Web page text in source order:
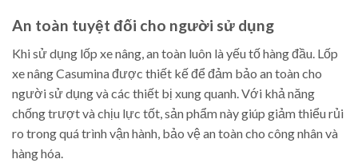
An toàn tuyệt đối cho người sử dụng
Khi sử dụng lốp xe nâng, an toàn luôn là yếu tố hàng đầu. Lốp
xe nâng Casumina được thiết kế để đảm bảo an toàn cho
người sử dụng và các thiết bị xung quanh. Với khả năng
chống trượt và chịu lực tốt, sản phẩm này giúp giảm thiểu rủi
ro trong quá trình vận hành, bảo vệ an toàn cho công nhân và
hàng hóa.